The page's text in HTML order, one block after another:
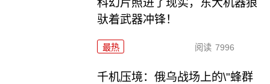
科幻片照进了现实，东大机器狼
驮着武器冲锋！
最热 阅读 7996
千机压境：俄乌战场上的\"蜂群